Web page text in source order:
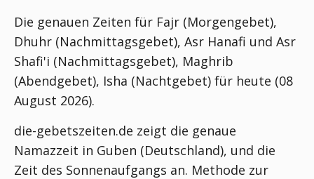
Die genauen Zeiten für Fajr (Morgengebet),
Dhuhr (Nachmittagsgebet), Asr Hanafi und Asr
Shafi'i (Nachmittagsgebet), Maghrib
(Abendgebet), Isha (Nachtgebet) für heute (08
August 2026).
die-gebetszeiten.de zeigt die genaue
Namazzeit in Guben (Deutschland), und die
Zeit des Sonnenaufgangs an. Methode zur